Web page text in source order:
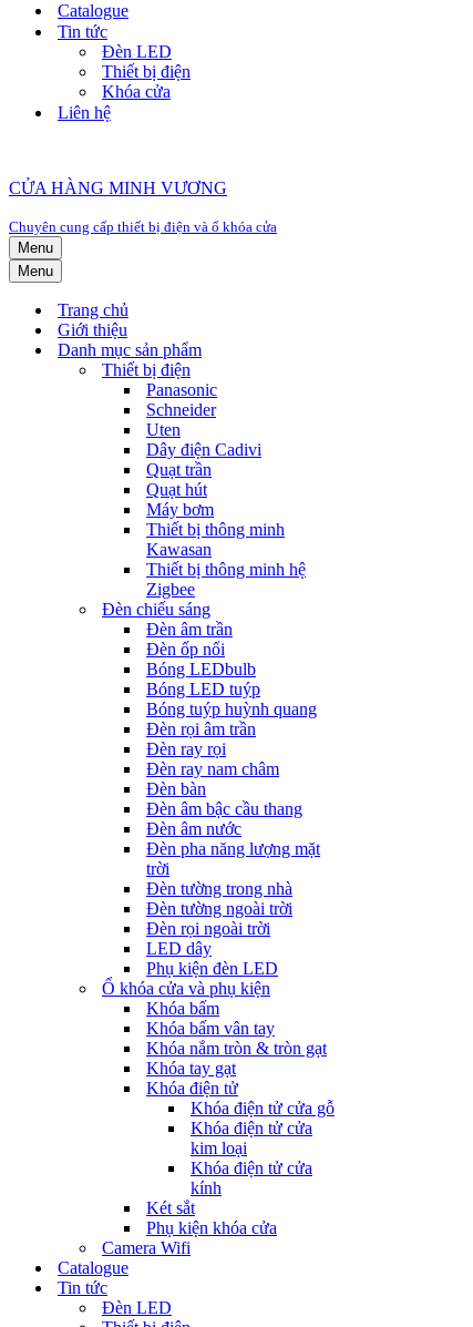
Catalogue
Tin tức
Đèn LED
Thiết bị điện
Khóa cửa
Liên hệ
CỬA HÀNG MINH VƯƠNG
Chuyên cung cấp thiết bị điện và ổ khóa cửa
Menu
Menu
Trang chủ
Giới thiệu
Danh mục sản phẩm
Thiết bị điện
Panasonic
Schneider
Uten
Dây điện Cadivi
Quạt trần
Quạt hút
Máy bơm
Thiết bị thông minh
Kawasan
Thiết bị thông minh hệ
Zigbee
Đèn chiếu sáng
Đèn âm trần
Đèn ốp nổi
Bóng LEDbulb
Bóng LED tuýp
Bóng tuýp huỳnh quang
Đèn rọi âm trần
Đèn ray rọi
Đèn ray nam châm
Đèn bàn
Đèn âm bậc cầu thang
Đèn âm nước
Đèn pha năng lượng mặt
trời
Đèn tường trong nhà
Đèn tường ngoài trời
Đèn rọi ngoài trời
LED dây
Phụ kiện đèn LED
Ổ khóa cửa và phụ kiện
Khóa bấm
Khóa bấm vân tay
Khóa nắm tròn & tròn gạt
Khóa tay gạt
Khóa điện tử
Khóa điện tử cửa gỗ
Khóa điện tử cửa
kim loại
Khóa điện tử cửa
kính
Két sắt
Phụ kiện khóa cửa
Camera Wifi
Catalogue
Tin tức
Đèn LED